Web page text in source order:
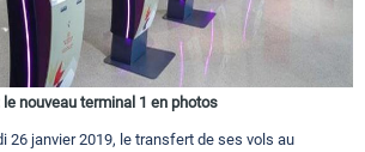
nouveau terminal 1 en photos
26 janvier 2019, le transfert de ses vols au